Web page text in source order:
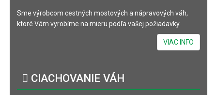
Sme výrobcom cestných mostových a nápravových váh,
ktoré Vám vyrobíme na mieru podľa vašej požiadavky.
VIAC INFO
CIACHOVANIE VÁH